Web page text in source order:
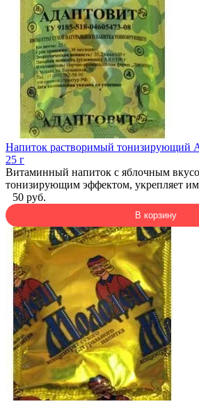
Напиток растворимый тонизирующий
25 г
Витаминный напиток с яблочным
тонизирующим эффектом, укрепляет
50 руб.
В корзину